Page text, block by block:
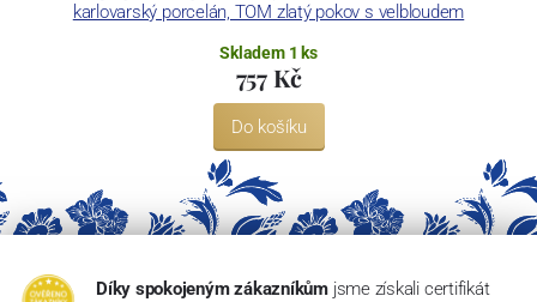
karlovarský porcelán, TOM zlatý pokov s velbloudem
Skladem 1 ks
757 Kč
Do košíku
Díky spokojeným zákazníkům jsme získali certifikát